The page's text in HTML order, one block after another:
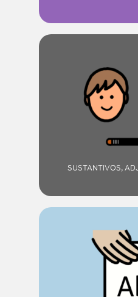
SUSTANTIVOS,